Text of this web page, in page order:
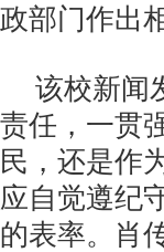
政部门作出
该校新闻
责任，一贯
民，还是作
应自觉遵纪
的表率。肖